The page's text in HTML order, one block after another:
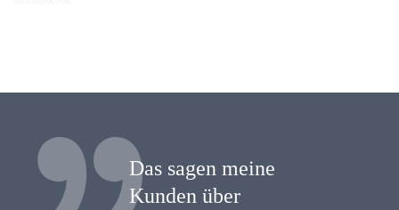
Das sagen meine
Kunden über